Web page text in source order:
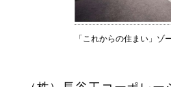
「これからの住まい」ゾ